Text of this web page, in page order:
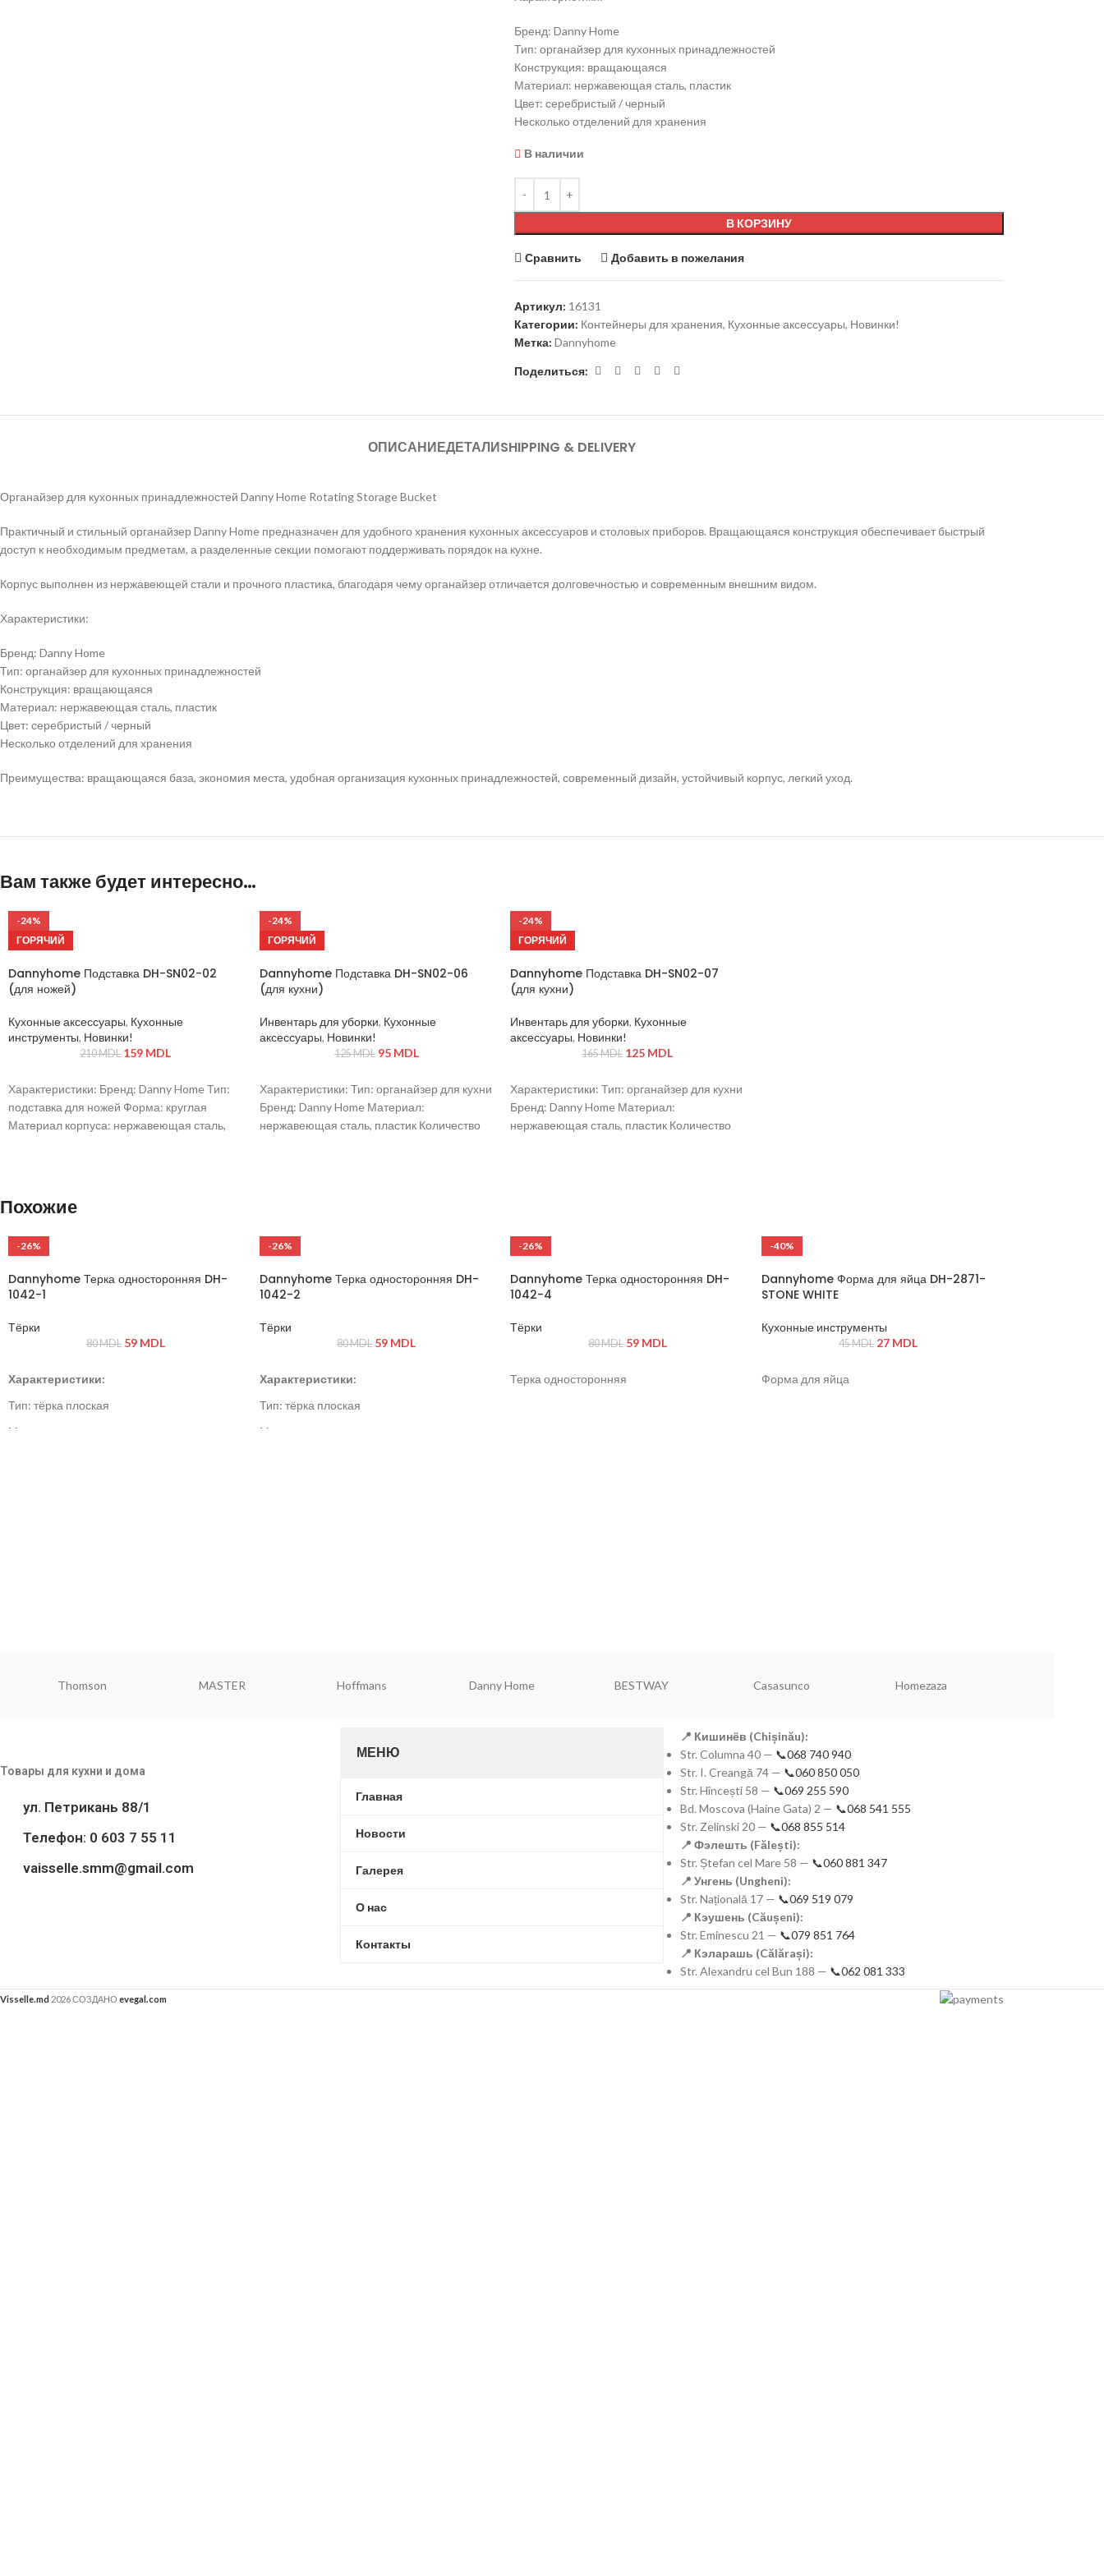
Бренд: Danny Home
Тип: органайзер для кухонных принадлежностей
Конструкция: вращающаяся
Материал: нержавеющая сталь, пластик
Цвет: серебристый / черный
Несколько отделений для хранения
В наличии
В КОРЗИНУ
Сравнить Добавить в пожелания
Артикул: 16131
Категории: Контейнеры для хранения, Кухонные аксессуары, Новинки!
Метка: Dannyhome
Поделиться:
ОПИСАНИЕДЕТАЛИSHIPPING & DELIVERY
Органайзер для кухонных принадлежностей Danny Home Rotating Storage Bucket
Практичный и стильный органайзер Danny Home предназначен для удобного хранения кухонных аксессуаров и столовых приборов. Вращающаяся конструкция обеспечивает быстрый
доступ к необходимым предметам, а разделенные секции помогают поддерживать порядок на кухне.
Корпус выполнен из нержавеющей стали и прочного пластика, благодаря чему органайзер отличается долговечностью и современным внешним видом.
Характеристики:
Бренд: Danny Home
Тип: органайзер для кухонных принадлежностей
Конструкция: вращающаяся
Материал: нержавеющая сталь, пластик
Цвет: серебристый / черный
Несколько отделений для хранения
Преимущества: вращающаяся база, экономия места, удобная организация кухонных принадлежностей, современный дизайн, устойчивый корпус, легкий уход.
Вам также будет интересно…
-24%
ГОРЯЧИЙ
Dannyhome Подставка DH-SN02-02
(для ножей)
Кухонные аксессуары, Кухонные
инструменты, Новинки!
210MDL 159 MDL
Характеристики: Бренд: Danny Home Тип:
подставка для ножей Форма: круглая
Материал корпуса: нержавеющая сталь,
-24%
ГОРЯЧИЙ
Dannyhome Подставка DH-SN02-06
(для кухни)
Инвентарь для уборки, Кухонные
аксессуары, Новинки!
125MDL 95 MDL
Характеристики: Тип: органайзер для кухни
Бренд: Danny Home Материал:
нержавеющая сталь, пластик Количество
-24%
ГОРЯЧИЙ
Dannyhome Подставка DH-SN02-07
(для кухни)
Инвентарь для уборки, Кухонные
аксессуары, Новинки!
165MDL 125 MDL
Характеристики: Тип: органайзер для кухни
Бренд: Danny Home Материал:
нержавеющая сталь, пластик Количество
Похожие
-26%
Dannyhome Терка односторонняя DH-
1042-1
Тёрки
80MDL 59 MDL
Характеристики:
Тип: тёрка плоская
Материал: нержавеющая сталь, пластик
-26%
Dannyhome Терка односторонняя DH-
1042-2
Тёрки
80MDL 59 MDL
Характеристики:
Тип: тёрка плоская
Материал: нержавеющая сталь, пластик
-26%
Dannyhome Терка односторонняя DH-
1042-4
Тёрки
80MDL 59 MDL
Терка односторонняя
-40%
Dannyhome Форма для яйца DH-2871-
STONE WHITE
Кухонные инструменты
45MDL 27 MDL
Форма для яйца
Thomson MASTER Hoffmans Danny Home BESTWAY Casasunco Homezaza
Товары для кухни и дома
ул. Петрикань 88/1
Телефон: 0 603 7 55 11
vaisselle.smm@gmail.com
МЕНЮ
Главная
Новости
Галерея
О нас
Контакты
📍 Кишинёв (Chișinău):
Str. Columna 40 — 📞068 740 940
Str. I. Creangă 74 — 📞060 850 050
Str. Hîncești 58 — 📞069 255 590
Bd. Moscova (Haine Gata) 2 — 📞068 541 555
Str. Zelinski 20 — 📞068 855 514
📍 Фэлешть (Fălești):
Str. Ștefan cel Mare 58 — 📞060 881 347
📍 Унгень (Ungheni):
Str. Națională 17 — 📞069 519 079
📍 Кэушень (Căușeni):
Str. Eminescu 21 — 📞079 851 764
📍 Кэларашь (Călărași):
Str. Alexandru cel Bun 188 — 📞062 081 333
Visselle.md 2026 СОЗДАНО evegal.com